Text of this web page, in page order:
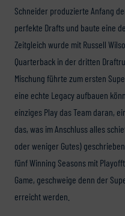
Schneider produzierte Anfang
perfekte Drafts und baute eine
Zeitgleich wurde mit Russell
Quarterback in der dritten
Mischung führte zum ersten
eine echte Legacy aufbauen
einziges Play das Team daran,
das, was im Anschluss alles
oder weniger Gutes)
fünf Winning Seasons mit
Game, geschweige denn der
erreicht werden.